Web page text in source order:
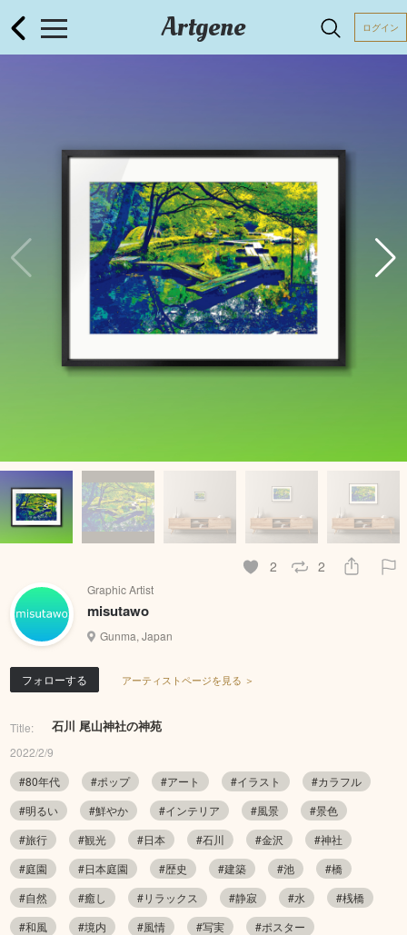
Artgene ログイン
2 2
Graphic Artist
misutawo
Gunma, Japan
フォローする アーティストページを見る ＞
Title: 石川 尾山神社の神苑
2022/2/9
#80年代
#ポップ #アート #イラスト
#カラフル
#明るい
#鮮やか #インテリア #風景
#景色
#旅行
#観光 #日本 #石川 #金沢
#神社
#庭園
#日本庭園 #歴史 #建築 #池
#橋
#自然
#癒し #リラックス #静寂 #水
#桟橋
#和風
#境内 #風情 #写実 #ポスター